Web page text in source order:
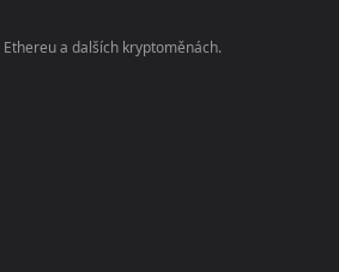
a dalších kryptoměnách.